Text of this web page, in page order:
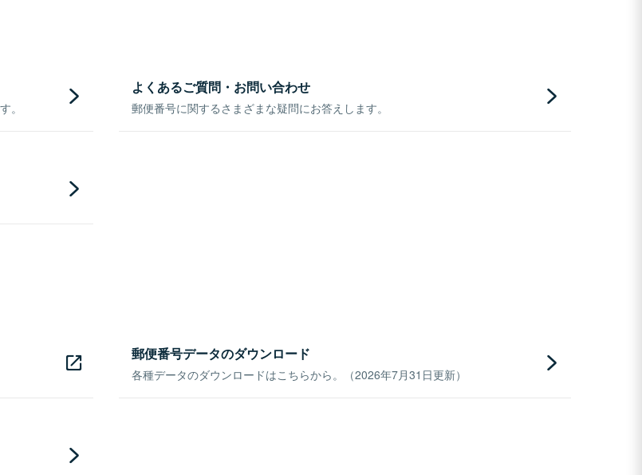
。
よくあるご質問・お問い合わせ
郵便番号に関するさまざまな疑問にお答えします。
郵便番号データのダウンロード
各種データのダウンロードはこちらから。（2026年7月31日更新）